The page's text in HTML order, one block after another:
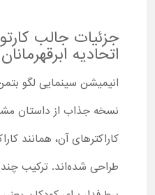
جزئیات جالب
اتحادیه
انیمیشن سینمایی لگو
نسخه جذاب از داستان
کاراکترهای آن، همانند
طراحی شده‌اند. ترکیب